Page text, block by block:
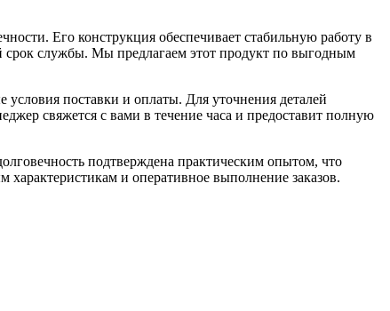
Его конструкция обеспечивает стабильную работу в
срок службы. Мы предлагаем этот продукт по выгодным
поставки и оплаты. Для уточнения деталей
свяжется с вами в течение часа и предоставит полную
подтверждена практическим опытом, что
и оперативное выполнение заказов.